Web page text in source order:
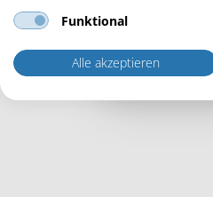
Funktional
Alle akzeptieren